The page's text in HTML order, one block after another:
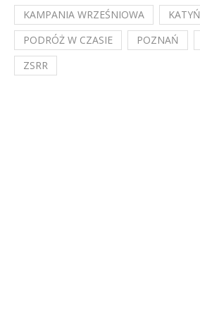
KAMPANIA WRZEŚNIOWA KATYŃ
PODRÓŻ W CZASIE
POZNAŃ
ZSRR